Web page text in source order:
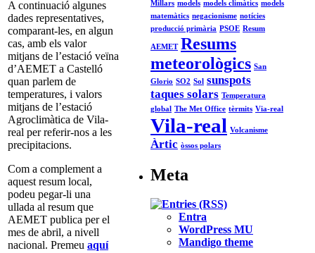
A continuació algunes
dades representatives,
comparant-les, en algun
cas, amb els valor
mitjans de l’estació veïna
d’AEMET a Castelló
quan parlem de
temperatures, i valors
mitjans de l’estació
Agroclimàtica de Vila-
real per referir-nos a les
precipitacions.
Com a complement a
aquest resum local,
podeu pegar-li una
ullada al resum que
AEMET publica per el
mes de abril, a nivell
nacional. Premeu aquí
Millars models models climàtics models
matemàtics negacionisme notícies
producció primària PSOE Resum
AEMET Resums
meteorològics San
Glorio SO2 Sol sunspots
taques solars Temperatura
global The Met Office tèrmits Via-real
Vila-real Volcanisme
Àrtic òssos polars
Meta
Entra
WordPress MU
Mandigo theme